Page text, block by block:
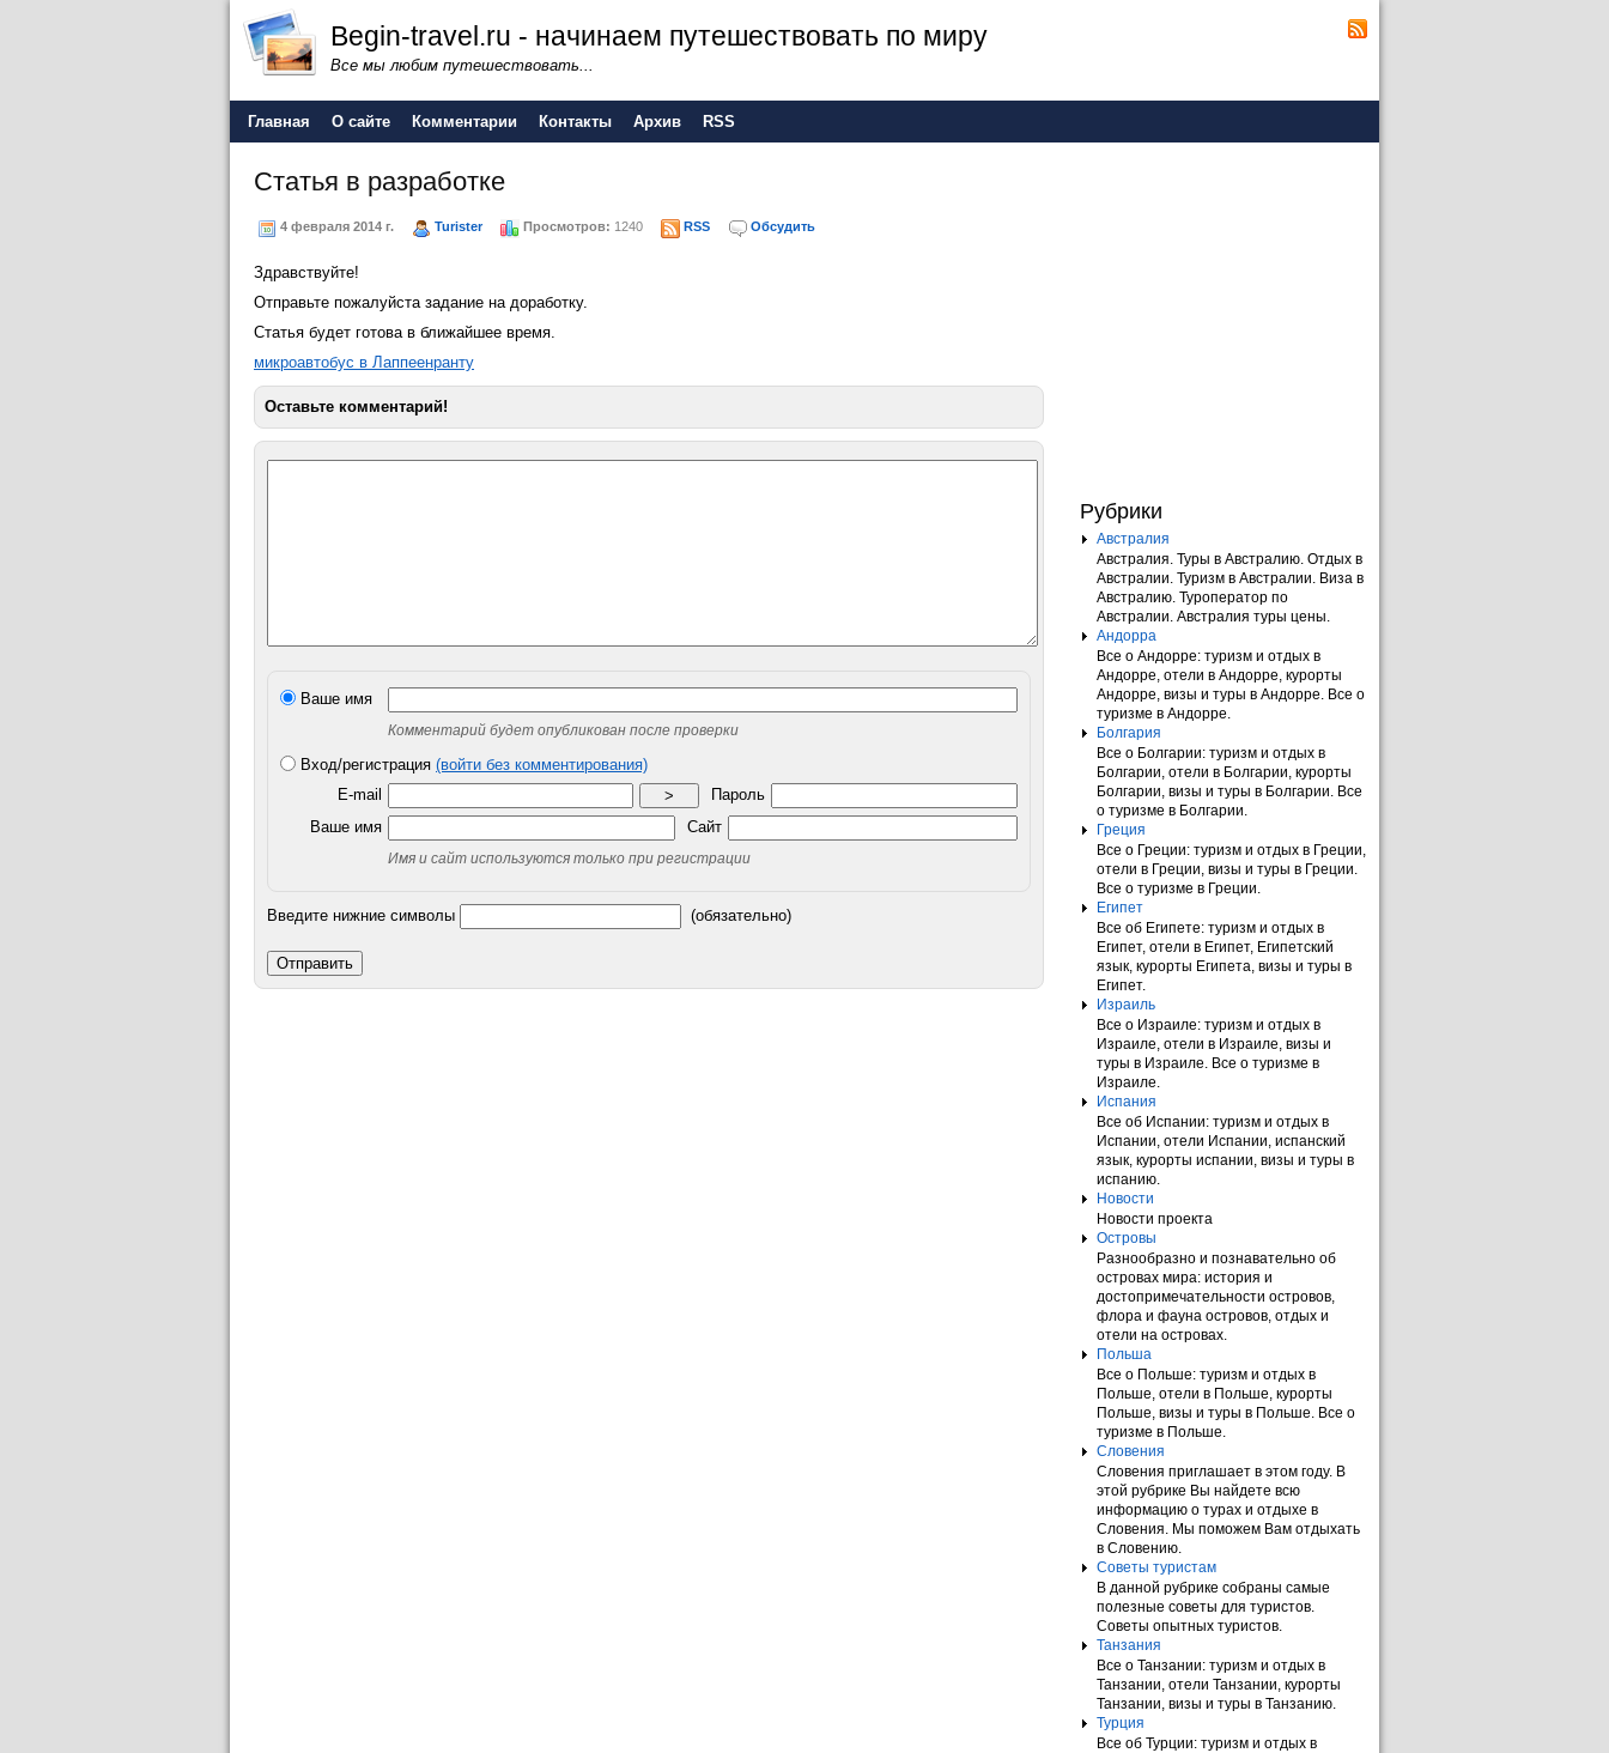
Begin-travel.ru - начинаем путешествовать по миру
Все мы любим путешествовать...
Главная О сайте Комментарии Контакты Архив RSS
Статья в разработке
4 февраля 2014 г. Turister Просмотров: 1240 RSS Обсудить
Здравствуйте!
Отправьте пожалуйста задание на доработку.
Статья будет готова в ближайшее время.
микроавтобус в Лаппеенранту
Оставьте комментарий!
Ваше имя
Комментарий будет опубликован после проверки
Вход/регистрация (войти без комментирования)
E-mail
>
Пароль
Ваше имя
Сайт
Имя и сайт используются только при регистрации
Введите нижние символы (обязательно)
Отправить
Рубрики
Австралия
Австралия. Туры в Австралию. Отдых в
Австралии. Туризм в Австралии. Виза в
Австралию. Туроператор по
Австралии. Австралия туры цены.
Андорра
Все о Андорре: туризм и отдых в
Андорре, отели в Андорре, курорты
Андорре, визы и туры в Андорре. Все о
туризме в Андорре.
Болгария
Все о Болгарии: туризм и отдых в
Болгарии, отели в Болгарии, курорты
Болгарии, визы и туры в Болгарии. Все
о туризме в Болгарии.
Греция
Все о Греции: туризм и отдых в Греции,
отели в Греции, визы и туры в Греции.
Все о туризме в Греции.
Египет
Все об Египете: туризм и отдых в
Египет, отели в Египет, Египетский
язык, курорты Египета, визы и туры в
Египет.
Израиль
Все о Израиле: туризм и отдых в
Израиле, отели в Израиле, визы и
туры в Израиле. Все о туризме в
Израиле.
Испания
Все об Испании: туризм и отдых в
Испании, отели Испании, испанский
язык, курорты испании, визы и туры в
испанию.
Новости
Новости проекта
Островы
Разнообразно и познавательно об
островах мира: история и
достопримечательности островов,
флора и фауна островов, отдых и
отели на островах.
Польша
Все о Польше: туризм и отдых в
Польше, отели в Польше, курорты
Польше, визы и туры в Польше. Все о
туризме в Польше.
Словения
Словения приглашает в этом году. В
этой рубрике Вы найдете всю
информацию о турах и отдыхе в
Словения. Мы поможем Вам отдыхать
в Словению.
Советы туристам
В данной рубрике собраны самые
полезные советы для туристов.
Советы опытных туристов.
Танзания
Все о Танзании: туризм и отдых в
Танзании, отели Танзании, курорты
Танзании, визы и туры в Танзанию.
Турция
Все об Турции: туризм и отдых в